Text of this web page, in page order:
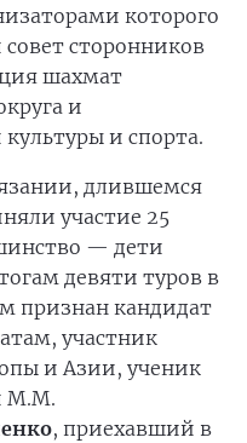
которого
сторонников
шахмат
и
и спорта.
длившемся
участие 25
— дети
девяти туров в
признан кандидат
участник
и Азии, ученик
М.М.
, приехавший в